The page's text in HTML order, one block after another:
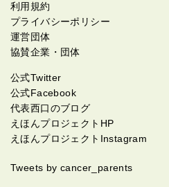
利用規約
プライバシーポリシー
運営団体
協賛企業・団体
公式Twitter
公式Facebook
代表西口のブログ
えほんプロジェクトHP
えほんプロジェクトInstagram
Tweets by cancer_parents